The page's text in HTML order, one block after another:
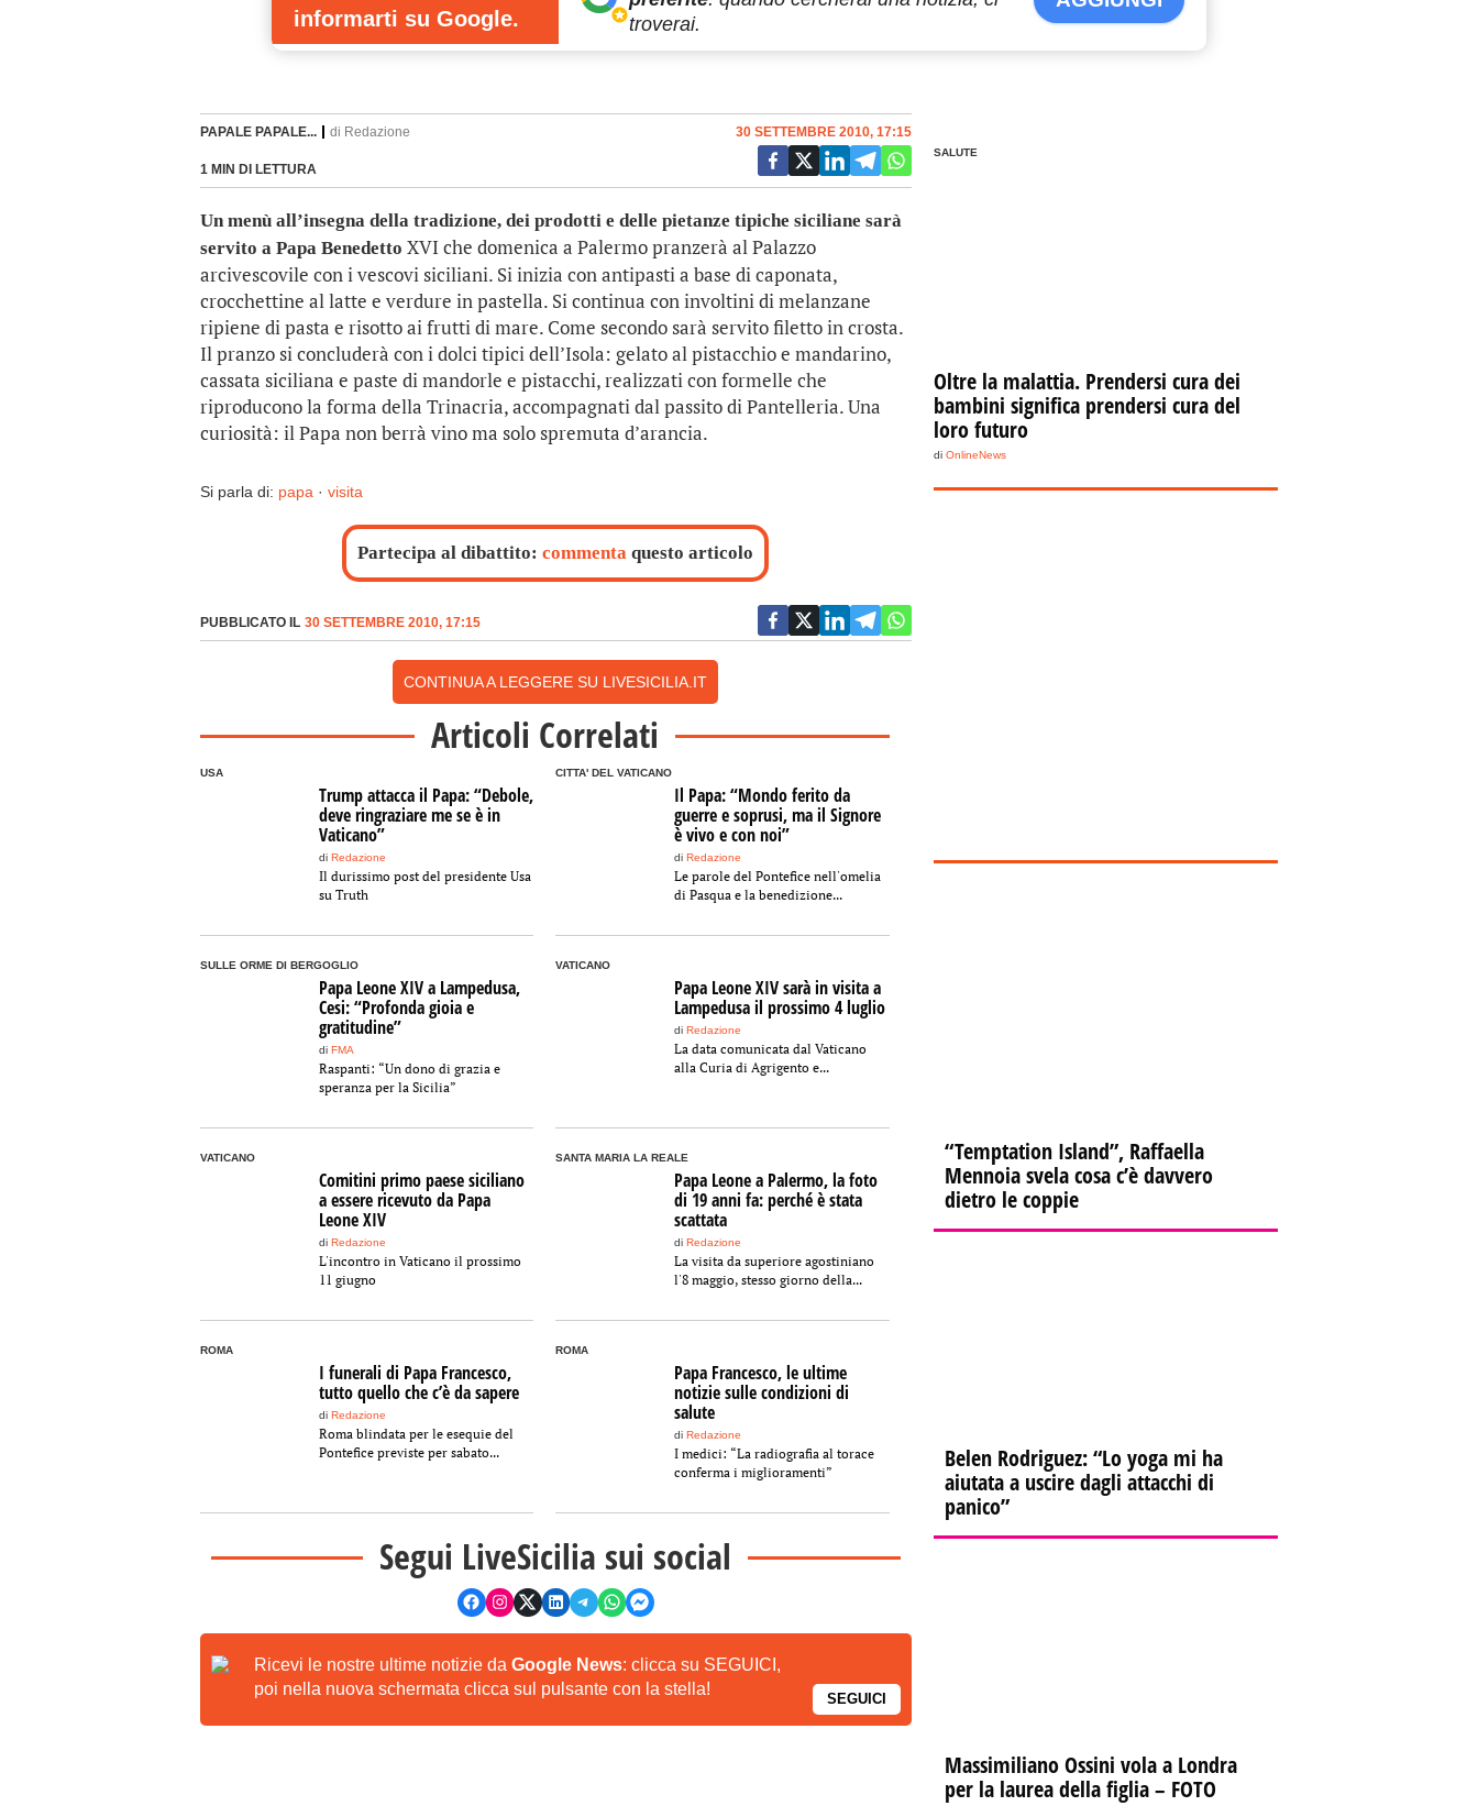
informarti su Google.
troverai.
PAPALE PAPALE... di Redazione
1 MIN DI LETTURA
30 SETTEMBRE 2010, 17:15
Un menù all’insegna della tradizione, dei prodotti e delle pietanze tipiche siciliane sarà
servito a Papa Benedetto XVI che domenica a Palermo pranzerà al Palazzo
arcivescovile con i vescovi siciliani. Si inizia con antipasti a base di caponata,
crocchettine al latte e verdure in pastella. Si continua con involtini di melanzane
ripiene di pasta e risotto ai frutti di mare. Come secondo sarà servito filetto in crosta.
Il pranzo si concluderà con i dolci tipici dell’Isola: gelato al pistacchio e mandarino,
cassata siciliana e paste di mandorle e pistacchi, realizzati con formelle che
riproducono la forma della Trinacria, accompagnati dal passito di Pantelleria. Una
curiosità: il Papa non berrà vino ma solo spremuta d’arancia.
Si parla di: papa · visita
Partecipa al dibattito:commenta questo articolo
PUBBLICATO IL 30 SETTEMBRE 2010, 17:15
CONTINUA A LEGGERE SU LIVESICILIA.IT
Articoli Correlati
USA
Trump attacca il Papa: “Debole,
deve ringraziare me se è in
Vaticano”
di Redazione
Il durissimo post del presidente Usa
su Truth
CITTA' DEL VATICANO
Il Papa: “Mondo ferito da
guerre e soprusi, ma il Signore
è vivo e con noi”
diRedazione
Le parole del Pontefice nell'omelia
di Pasqua e la benedizione...
SULLE ORME DI BERGOGLIO
Papa Leone XIV a Lampedusa,
Cesi: “Profonda gioia e
gratitudine”
di FMA
Raspanti: “Un dono di grazia e
speranza per la Sicilia”
VATICANO
Papa Leone XIV sarà in visita a
Lampedusa il prossimo 4 luglio
diRedazione
La data comunicata dal Vaticano
alla Curia di Agrigento e...
VATICANO
Comitini primo paese siciliano
a essere ricevuto da Papa
Leone XIV
di Redazione
L'incontro in Vaticano il prossimo
11 giugno
SANTA MARIA LA REALE
Papa Leone a Palermo, la foto
di 19 anni fa: perché è stata
scattata
diRedazione
La visita da superiore agostiniano
l'8 maggio, stesso giorno della...
ROMA
I funerali di Papa Francesco,
tutto quello che c’è da sapere
di Redazione
Roma blindata per le esequie del
Pontefice previste per sabato...
ROMA
Papa Francesco, le ultime
notizie sulle condizioni di
salute
diRedazione
I medici: “La radiografia al torace
conferma i miglioramenti”
Segui LiveSicilia sui social
Ricevi le nostre ultime notizie da Google News: clicca su SEGUICI,
poi nella nuova schermata clicca sul pulsante con la stella!
SEGUICI
SALUTE
Oltre la malattia. Prendersi cura dei
bambini significa prendersi cura del
loro futuro
di OnlineNews
“Temptation Island”, Raffaella
Mennoia svela cosa c’è davvero
dietro le coppie
Belen Rodriguez: “Lo yoga mi ha
aiutata a uscire dagli attacchi di
panico”
Massimiliano Ossini vola a Londra
per la laurea della figlia – FOTO